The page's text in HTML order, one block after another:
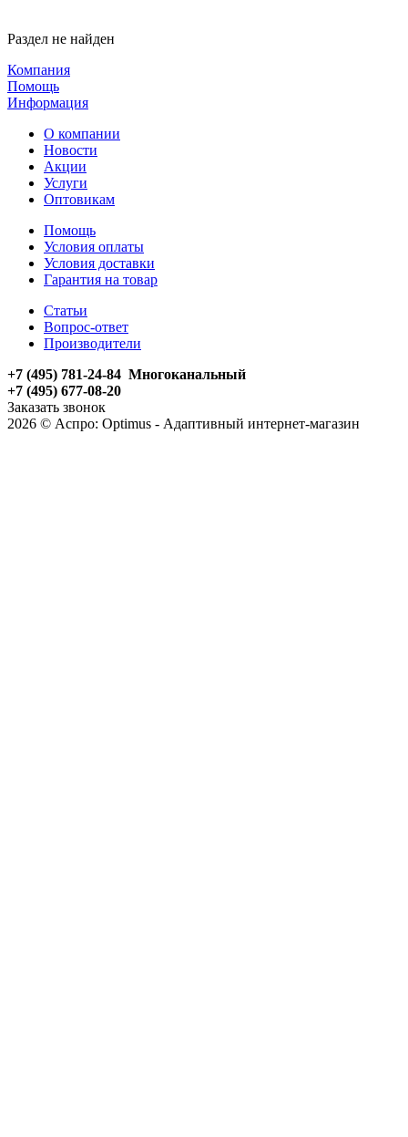
Раздел не найден
Компания
Помощь
Информация
О компании
Новости
Акции
Услуги
Оптовикам
Помощь
Условия оплаты
Условия доставки
Гарантия на товар
Статьи
Вопрос-ответ
Производители
+7 (495) 781-24-84 Многоканальный
+7 (495) 677-08-20
Заказать звонок
2026 © Аспро: Optimus - Адаптивный интернет-магазин